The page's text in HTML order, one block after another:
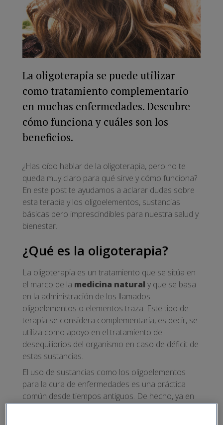
La oligoterapia se puede utilizar
como tratamiento complementario
en muchas enfermedades. Descubre
cómo funciona y cuáles son los
beneficios.
¿Has oído hablar de la oligoterapia, pero no te
queda muy claro para qué sirve y cómo funciona?
En este post te ayudamos a aclarar dudas sobre
esta terapia y los oligoelementos, sustancias
básicas pero imprescindibles para nuestra salud y
bienestar.
¿Qué es la oligoterapia?
La oligoterapia es un tratamiento que se sitúa en
el marco de la medicina natural y que se basa
en la administración de los llamados
oligoelementos o elementos traza. Este tipo de
terapia se considera complementaria, es decir, se
utiliza como apoyo en el tratamiento de
desequilibrios del organismo en caso de déficit de
estas sustancias.
El uso de sustancias como los oligoelementos
para la cura de enfermedades es una práctica
común desde tiempos antiguos. De hecho, ya en